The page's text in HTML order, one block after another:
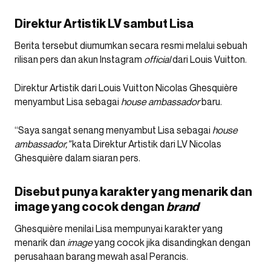
Direktur Artistik LV sambut Lisa
Berita tersebut diumumkan secara resmi melalui sebuah
rilisan pers dan akun Instagram officialdari Louis Vuitton.
Direktur Artistik dari Louis Vuitton Nicolas Ghesquière
menyambut Lisa sebagai house ambassadorbaru.
“Saya sangat senang menyambut Lisa sebagai house
ambassador,”kata Direktur Artistik dari LV Nicolas
Ghesquière dalam siaran pers.
Disebut punya karakter yang menarik dan
image yang cocok dengan brand
Ghesquière menilai Lisa mempunyai karakter yang
menarik dan imageyang cocok jika disandingkan dengan
perusahaan barang mewah asal Perancis.